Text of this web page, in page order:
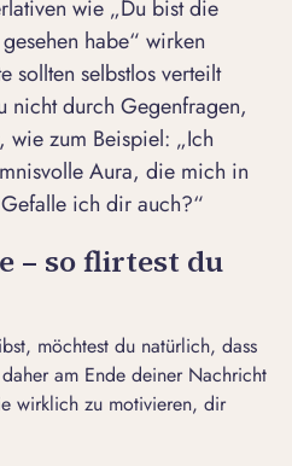
wie „Du bist die
habe“ wirken
sollten selbstlos verteilt
durch Gegenfragen,
zum Beispiel: „Ich
Aura, die mich in
ich dir auch?“
– so flirtest du
möchtest du natürlich, dass
am Ende deiner Nachricht
wirklich zu motivieren, dir